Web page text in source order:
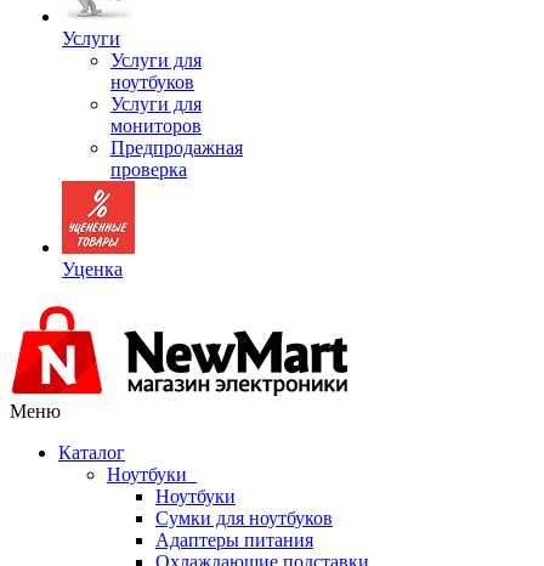
Услуги
Услуги для
ноутбуков
Услуги для
мониторов
Предпродажная
проверка
Уценка
Меню
Каталог
Ноутбуки
Ноутбуки
Сумки для ноутбуков
Адаптеры питания
Охлаждающие подставки